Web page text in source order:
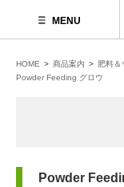
MENU
HOME 商品案内 肥料＆
Powder Feeding グロウ
Powder